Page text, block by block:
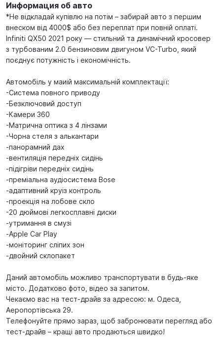
Информация об авто
*Не відкладай купівлю на потім – забирай авто з першим
внеском від 4000$ або без переплат при повній оплаті.
Infiniti QX50 2021 року — стильний та динамічний кросовер
з турбованим 2.0 бензиновим двигуном VC-Turbo, який
поєднує потужність і економічність.
Автомобіль у маиій максимальній комплектації:
-Система повного приводу
-Безключовий доступ
-Камери 360
-Матрична оптика з 4 лінзами
-Чорна стеля з алькантари
-панорамний дах
-вентиляція передніх сидінь
-підігріви передніх сидінь
-преміальна аудіосистема Bose
-адаптивний круіз контроль
-проекція на лобове скло
-20 дюймові легкосплавні диски
-утримання в смузі
-Apple Car Play
-моніторинг сліпих зон
-двойний склопакет
Даний автомобіль можливо транспортувати в будь-яке
місто. Додатково фото, відео за запитом.
Чекаємо вас на тест-драйв за адресою: м. Одеса,
Аеропортівська 29.
Телефонуйте прямо зараз, щоб забронювати перегляд або
тест-драйв – кращі авто продаються швидко!